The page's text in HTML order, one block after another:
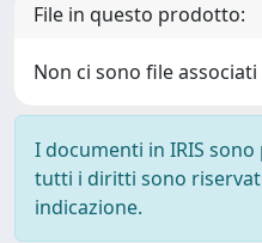
File in questo prodotto:
Non ci sono file
I documenti in IRIS
tutti i diritti sono
indicazione.